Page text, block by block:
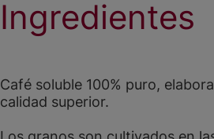
Ingredientes
Café soluble 100% puro,
calidad superior.